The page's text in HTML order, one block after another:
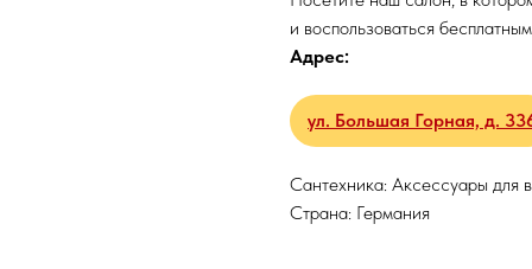
и воспользоваться
Адрес:
ул. Большая Горная, д.
Сантехника: Аксессуары для
Страна: Германия